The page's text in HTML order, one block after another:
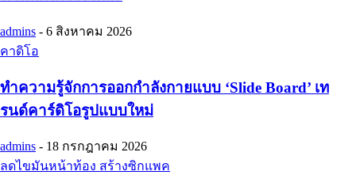
admins - 6 สิงหาคม 2026
คาดิโอ
ทำความรู้จักการออกกำลังกายแบบ ‘Slide Board’ เท
รนด์คาร์ดิโอรูปแบบใหม่
admins - 18 กรกฎาคม 2026
ลดไขมันหน้าท้อง สร้างซิกแพค